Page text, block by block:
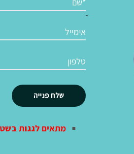
Alternative:מתאים לגגות בשטח